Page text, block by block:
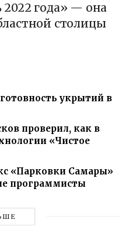
года» — она
столицы
укрытий в
проверил, как в
«Чистое
«Парковки Самары»
программисты